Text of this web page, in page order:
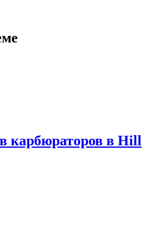
карбюраторов в Hill